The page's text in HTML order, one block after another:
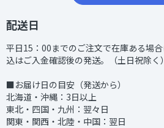
配送日
平日15：00までのご注文で在庫ある場
込はご入金確認後の発送。（土日祝除く）
■お届け日の目安（発送から）
北海道・沖縄：3日以上
東北・四国・九州：翌々日
関東・関西・北陸・中国：翌日